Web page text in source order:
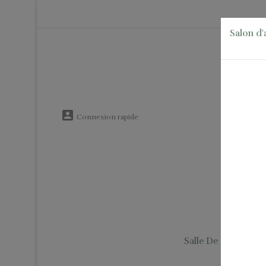
 Connexion rapide
Salle De Bain
Salon